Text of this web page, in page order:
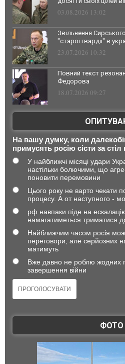
03.08.2026 13:02
Звільнення
"старої гвардії" в
23.07.2026 10:32
Повний текст
Федорова
18.07.2026 09:27
На вашу думку, коли
примусять росію сісти за стіл
У найближчі місяці удари
настільки болючими, що
поновити перемовини
Цього року не варто чекати
процесу. А от наступного -
рф навпаки піде на
намагатиметься триматися
Найближчим часом росія
переговори, але серйозних
матимуть
Вже давно не роблю жодних
завершення війни
ФОТО